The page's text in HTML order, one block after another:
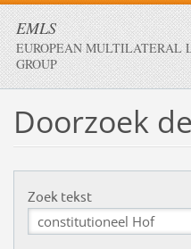
EMLS
EUROPEAN MULTILATERAL
GROUP
Doorzoek
Zoek tekst